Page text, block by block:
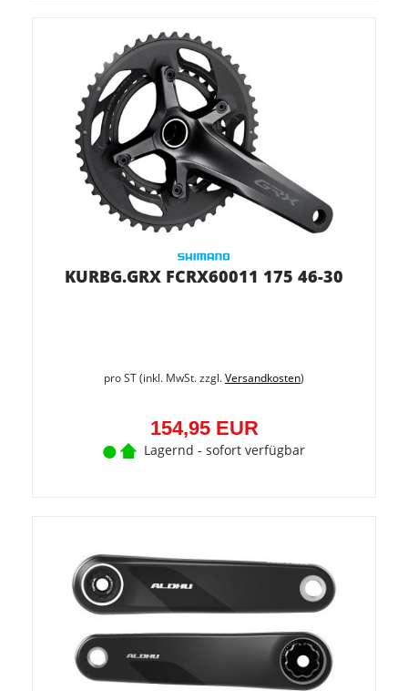
KURBG.GRX FCRX60011 175 46-30
pro ST (inkl. MwSt. zzgl.Versandkosten)
154,95 EUR
Lagernd - sofort verfügbar